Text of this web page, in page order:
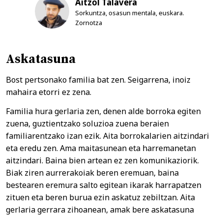
Sorkuntza, osasun mentala, euskara.
Zornotza
Askatasuna
Bost pertsonako familia bat zen. Seigarrena, inoiz
mahaira etorri ez zena.
Familia hura gerlaria zen, denen alde borroka egiten
zuena, guztientzako soluzioa zuena beraien
familiarentzako izan ezik. Aita borrokalarien aitzindari
eta eredu zen. Ama maitasunean eta harremanetan
aitzindari. Baina bien artean ez zen komunikaziorik.
Biak ziren aurrerakoiak beren eremuan, baina
bestearen eremura salto egitean ikarak harrapatzen
zituen eta beren burua ezin askatuz zebiltzan. Aita
gerlaria gerrara zihoanean, amak bere askatasuna